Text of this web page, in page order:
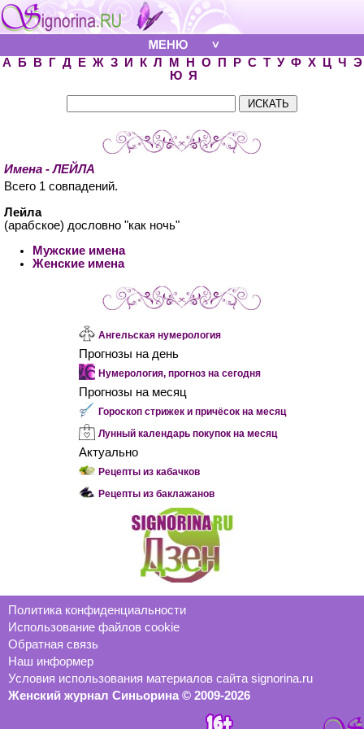
А Б В Г Д Е Ж З И К Л М Н О П Р С Т У Ф Х Ц Ч
Э
Ю Я
Имена - ЛЕЙЛА
Всего 1 совпадений.
Лейла
(арабское) дословно "как ночь"
Мужские имена
Женские имена
Ангельская нумерология
Прогнозы на день
Нумерология, прогноз на сегодня
Прогнозы на месяц
Гороскоп стрижек и причёсок на месяц
Лунный календарь покупок на месяц
Актуально
Рецепты из кабачков
Рецепты из баклажанов
Политика конфиденциальности
Использование файлов cookie
Обратная связь
Наш информер
Условия использования материалов сайта signorina.ru
Женский журнал Синьорина © 2009-2026